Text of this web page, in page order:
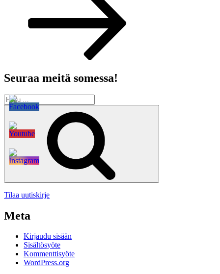
Seuraa meitä somessa!
Etsi:
Tilaa uutiskirje
Meta
Kirjaudu sisään
Sisältösyöte
Kommenttisyöte
WordPress.org